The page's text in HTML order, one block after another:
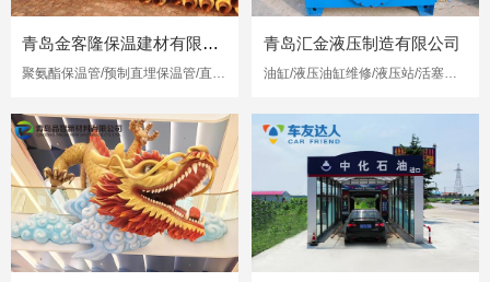
青岛金客隆保温建材有限公司
聚氨酯保温管/预制直埋保温管/直埋保温管
青岛汇金液压制造有限公司
油缸/液压油缸维修/液压站/活塞杆修复